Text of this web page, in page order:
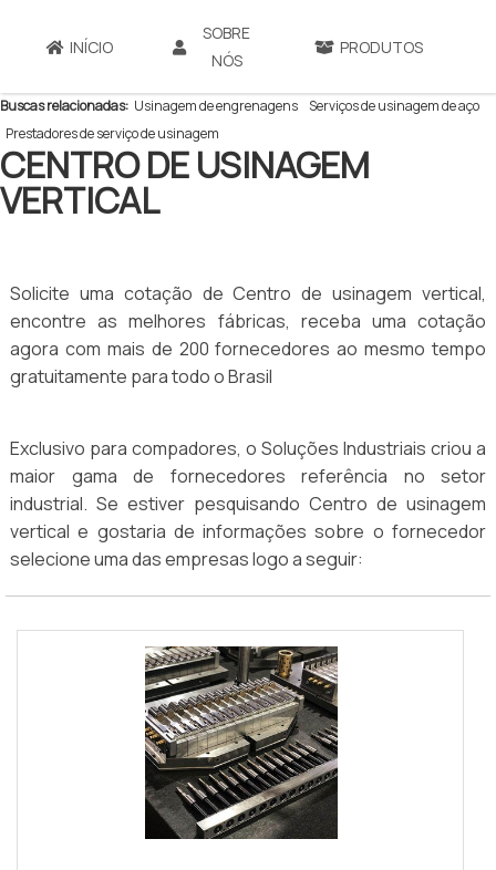
INÍCIO
SOBRE
NÓS
PRODUTOS
Home»Produtos - Usinagem »Centro de usinagem vertical
Buscas relacionadas: Usinagem de engrenagens Serviços de usinagem de aço
Prestadores de serviço de usinagem
CENTRO DE USINAGEM
VERTICAL
Solicite uma cotação de Centro de usinagem vertical,
encontre as melhores fábricas, receba uma cotação
agora com mais de 200 fornecedores ao mesmo tempo
gratuitamente para todo o Brasil
Exclusivo para compadores, o Soluções Industriais criou a
maior gama de fornecedores referência no setor
industrial. Se estiver pesquisando Centro de usinagem
vertical e gostaria de informações sobre o fornecedor
selecione uma das empresas logo a seguir: